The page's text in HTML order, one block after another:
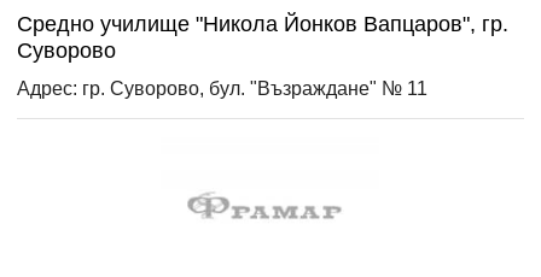
Средно училище "Никола Йонков Вапцаров", гр.
Суворово
Адрес: гр. Суворово, бул. "Възраждане" № 11